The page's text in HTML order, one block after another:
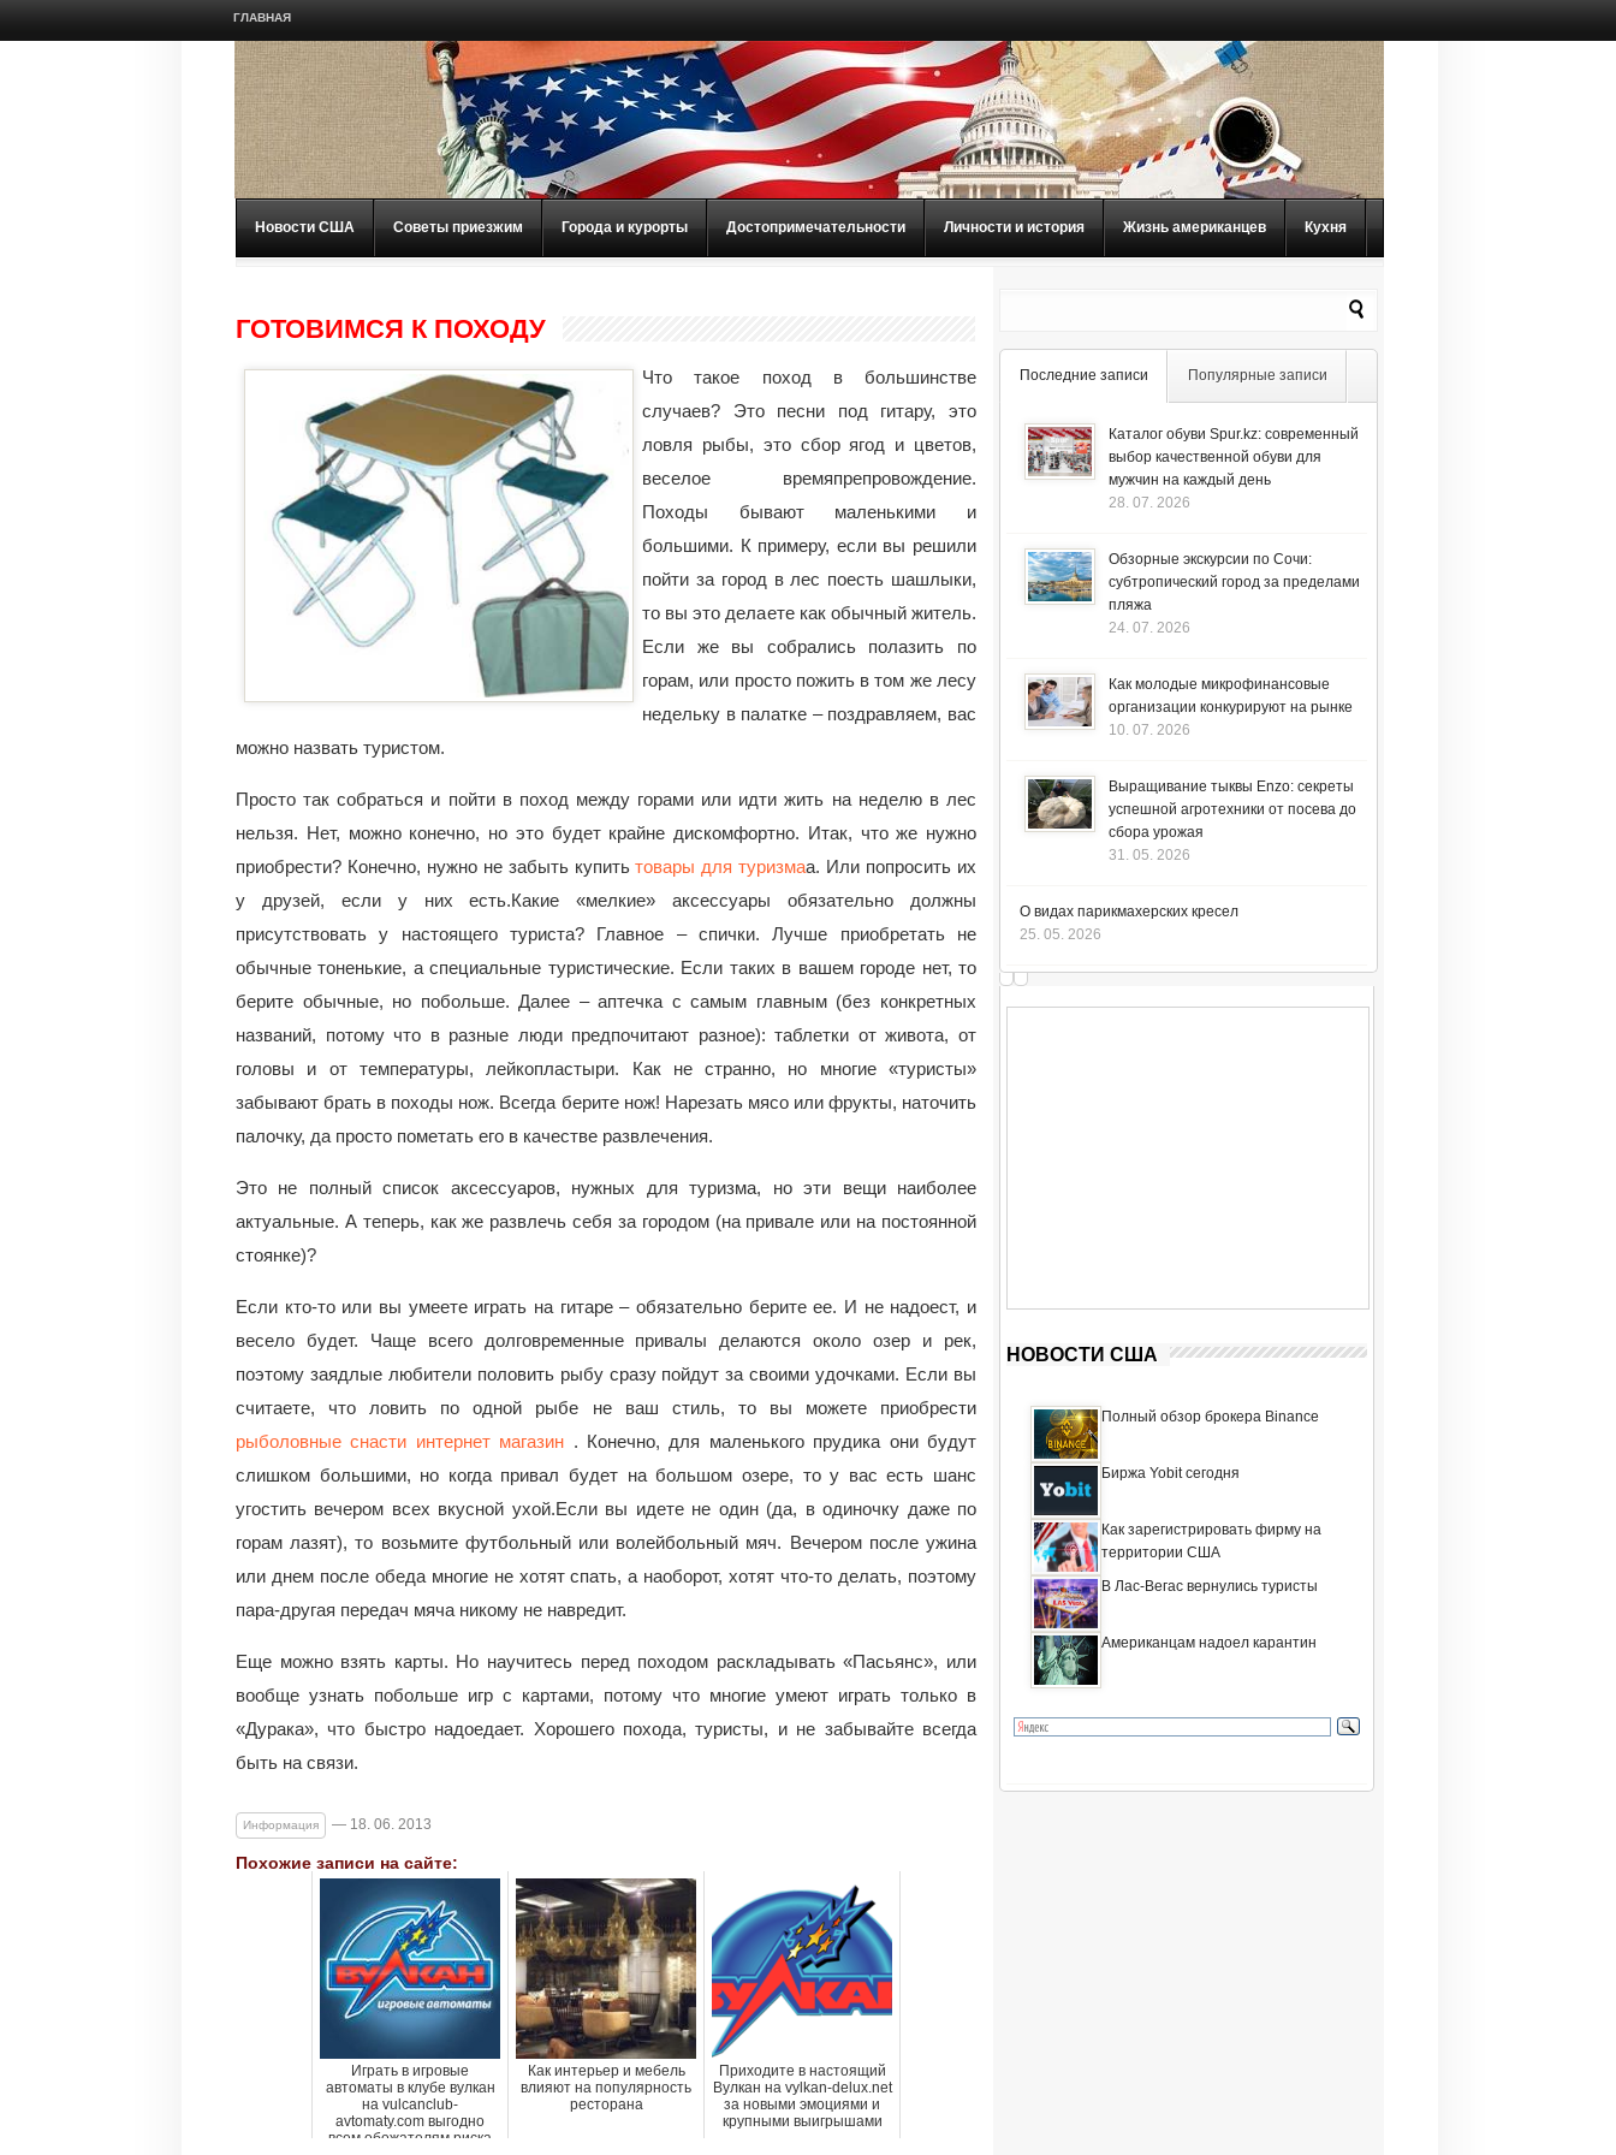
ГЛАВНАЯ
Новости США Советы приезжим Города и курорты Достопримечательности Личности и история Жизнь американцев Кухня
ГОТОВИМСЯ К ПОХОДУ
Что такое поход в большинстве
случаев? Это песни под гитару, это
ловля рыбы, это сбор ягод и цветов,
веселое времяпрепровождение.
Походы бывают маленькими и
большими. К примеру, если вы решили
пойти за город в лес поесть шашлыки,
то вы это делаете как обычный житель.
Если же вы собрались полазить по
горам, или просто пожить в том же лесу
недельку в палатке – поздравляем, вас
можно назвать туристом.
Просто так собраться и пойти в поход между горами или идти жить на неделю в лес
нельзя. Нет, можно конечно, но это будет крайне дискомфортно. Итак, что же нужно
приобрести? Конечно, нужно не забыть купитьтовары для туризмаа. Или попросить их
у друзей, если у них есть.Какие «мелкие» аксессуары обязательно должны
присутствовать у настоящего туриста? Главное – спички. Лучше приобретать не
обычные тоненькие, а специальные туристические. Если таких в вашем городе нет, то
берите обычные, но побольше. Далее – аптечка с самым главным (без конкретных
названий, потому что в разные люди предпочитают разное): таблетки от живота, от
головы и от температуры, лейкопластыри. Как не странно, но многие «туристы»
забывают брать в походы нож. Всегда берите нож! Нарезать мясо или фрукты, наточить
палочку, да просто пометать его в качестве развлечения.
Это не полный список аксессуаров, нужных для туризма, но эти вещи наиболее
актуальные. А теперь, как же развлечь себя за городом (на привале или на постоянной
стоянке)?
Если кто-то или вы умеете играть на гитаре – обязательно берите ее. И не надоест, и
весело будет. Чаще всего долговременные привалы делаются около озер и рек,
поэтому заядлые любители половить рыбу сразу пойдут за своими удочками. Если вы
считаете, что ловить по одной рыбе не ваш стиль, то вы можете приобрести
рыболовные снасти интернет магазин . Конечно, для маленького прудика они будут
слишком большими, но когда привал будет на большом озере, то у вас есть шанс
угостить вечером всех вкусной ухой.Если вы идете не один (да, в одиночку даже по
горам лазят), то возьмите футбольный или волейбольный мяч. Вечером после ужина
или днем после обеда многие не хотят спать, а наоборот, хотят что-то делать, поэтому
пара-другая передач мяча никому не навредит.
Еще можно взять карты. Но научитесь перед походом раскладывать «Пасьянс», или
вообще узнать побольше игр с картами, потому что многие умеют играть только в
«Дурака», что быстро надоедает. Хорошего похода, туристы, и не забывайте всегда
быть на связи.
Информация — 18. 06. 2013
Похожие записи на сайте:
Играть в игровые
автоматы в клубе вулкан
на vulcanclub-
avtomaty.com выгодно
всем обожателям риска
Как интерьер и мебель
влияют на популярность
ресторана
Приходите в настоящий
Вулкан на vylkan-delux.net
за новыми эмоциями и
крупными выигрышами
Последние записи Популярные записи
Каталог обуви Spur.kz: современный
выбор качественной обуви для
мужчин на каждый день
28. 07. 2026
Обзорные экскурсии по Сочи:
субтропический город за пределами
пляжа
24. 07. 2026
Как молодые микрофинансовые
организации конкурируют на рынке
10. 07. 2026
Выращивание тыквы Enzo: секреты
успешной агротехники от посева до
сбора урожая
31. 05. 2026
О видах парикмахерских кресел
25. 05. 2026
НОВОСТИ США
Полный обзор брокера Binance
Биржа Yobit сегодня
Как зарегистрировать фирму на
территории США
В Лас-Вегас вернулись туристы
Американцам надоел карантин